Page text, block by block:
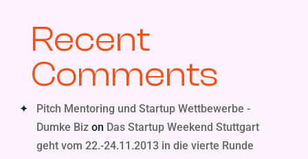
Recent
Comments
Pitch Mentoring und Startup Wettbewerbe -
Dumke Bizon Das Startup Weekend Stuttgart
geht vom 22.-24.11.2013 in die vierte Runde